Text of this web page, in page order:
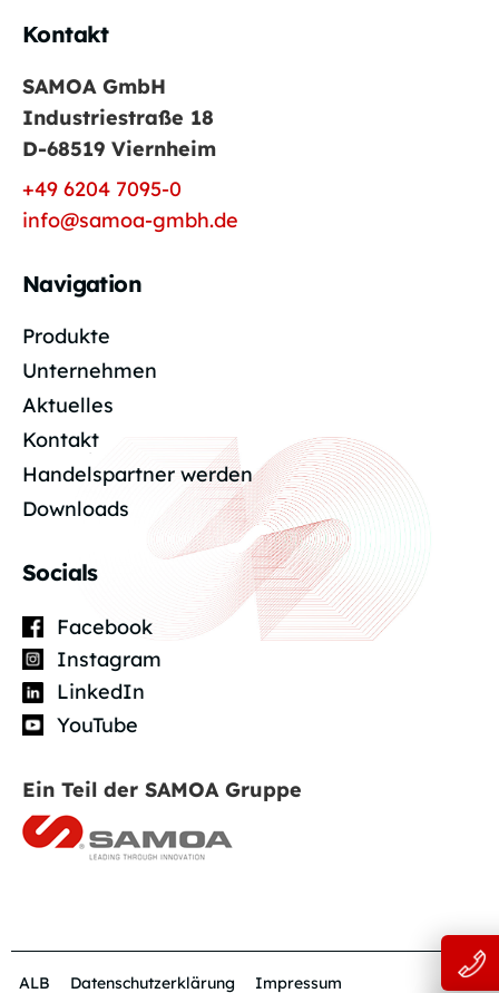
Kontakt
SAMOA GmbH
Industriestraße 18
D-68519 Viernheim
+49 6204 7095-0
info@samoa-gmbh.de
Navigation
Produkte
Unternehmen
Aktuelles
Kontakt
Handelspartner werden
Downloads
Socials
Facebook
Instagram
LinkedIn
YouTube
Ein Teil der SAMOA Gruppe
ALB Datenschutzerklärung Impressum